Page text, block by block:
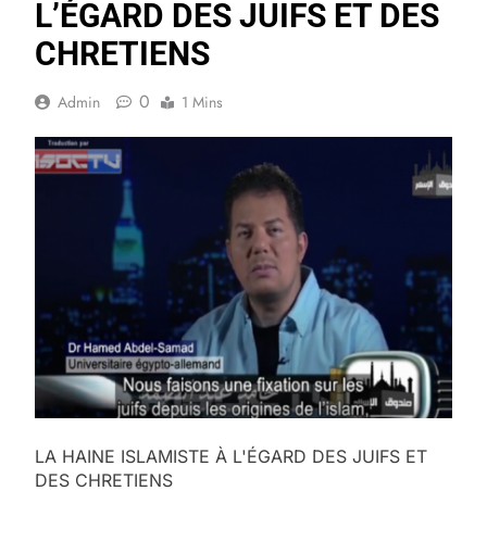
L’ÉGARD DES JUIFS ET DES
CHRETIENS
Admin 0 1 Mins
LA HAINE ISLAMISTE À L'ÉGARD DES JUIFS ET
DES CHRETIENS